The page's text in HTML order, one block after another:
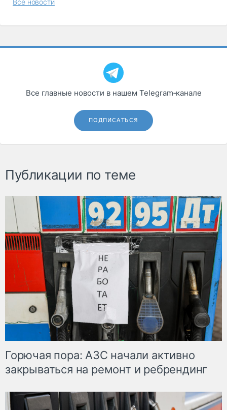
Все новости
Все главные новости в нашем Telegram‑канале
ПОДПИСАТЬСЯ
Публикации по теме
Горючая пора: АЗС начали активно
закрываться на ремонт и ребрендинг